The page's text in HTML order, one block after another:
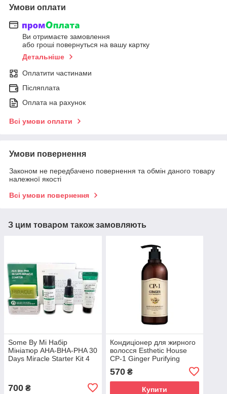
Умови оплати
Ви отримаєте замовлення
або гроші повернуться на вашу картку
Детальніше
Оплатити частинами
Післяплата
Оплата на рахунок
Всі умови оплати
Умови повернення
Законом не передбачено повернення та обмін даного товару
належної якості
Всі умови повернення
З цим товаром також замовляють
Some By Mi Набір
Мініатюр AHA-BHA-PHA 30
Days Miracle Starter Kit 4
700 ₴
Кондиціонер для жирного
волосся Esthetic House
CP-1 Ginger Purifying
570₴
Купити